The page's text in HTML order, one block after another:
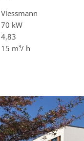
Viessmann
70 kW
4,83
15 m³/ h